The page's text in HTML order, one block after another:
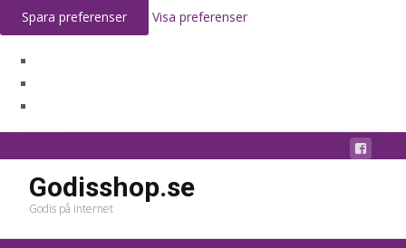
Spara preferenser Visa preferenser
Godisshop.se
Godis på internet